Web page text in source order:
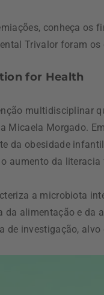
conheça os
Trivalor foram
for Health
multidisciplinar
Micaela Morgado.
da obesidade
aumento da literacia
a microbiota
da alimentação e da
de investigação,